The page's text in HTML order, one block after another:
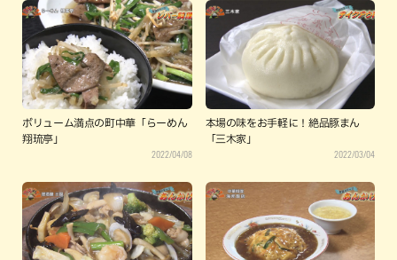
ボリューム満点の町中華「らーめん
翔琉亭」
2022/04/08
本場の味をお手軽に！絶品豚まん
「三木家」
2022/03/04